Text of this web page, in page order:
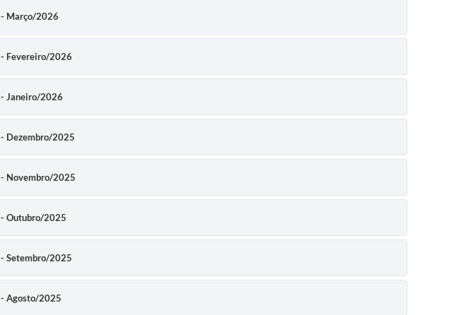
- Março/2026
Fevereiro/2026
Janeiro/2026
Dezembro/2025
Novembro/2025
Outubro/2025
Setembro/2025
Agosto/2025